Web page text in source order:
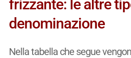
frizzante: le altre
denominazione
Nella tabella che segue